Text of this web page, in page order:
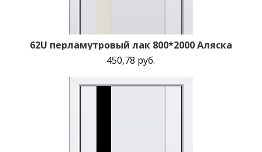
62U перламутровый лак 800*2000 Аляска
450,78 руб.